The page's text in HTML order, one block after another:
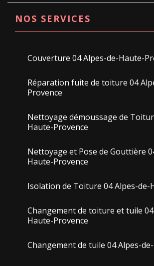
NOS SERVICES
Couverture 04 Alpes-de-Haute-
Réparation fuite de toiture 04
Provence
Nettoyage démoussage de
Haute-Provence
Nettoyage et Pose de Gouttière
Haute-Provence
Isolation de Toiture 04 Alpes-de-
Changement de toiture et tuile
Haute-Provence
Changement de tuile 04 Alpes-